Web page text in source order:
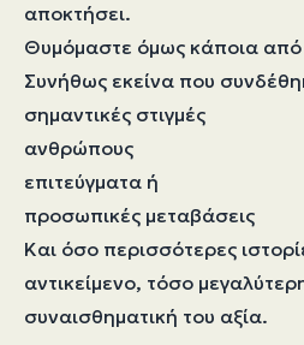
αποκτήσει.
Θυμόμαστε όμως κάποια
Συνήθως εκείνα που
σημαντικές στιγμές
ανθρώπους
επιτεύγματα ή
προσωπικές μεταβάσεις
Και όσο περισσότερες
αντικείμενο, τόσο
συναισθηματική του αξία.